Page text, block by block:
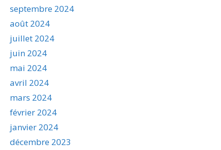
septembre 2024
août 2024
juillet 2024
juin 2024
mai 2024
avril 2024
mars 2024
février 2024
janvier 2024
décembre 2023